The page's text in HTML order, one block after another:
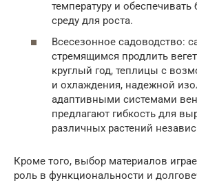
температуру и обеспечивать
среду для роста.
Всесезонное садоводство:
стремящимся продлить
круглый год, теплицы с
и охлаждения, надежной
адаптивными системами
предлагают гибкость для
различных растений
Кроме того, выбор материалов
роль в функциональности и